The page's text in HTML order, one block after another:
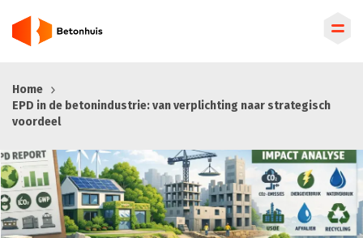
en
naar
inhoud
gaan
Home
EPD in de betonindustrie: van verplichting naar strategisch
voordeel